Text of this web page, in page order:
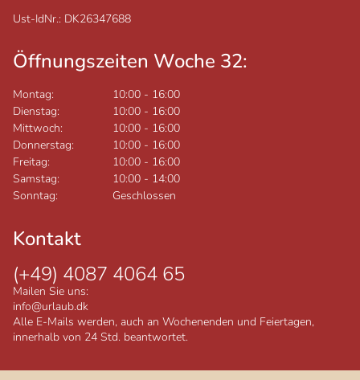
Ust-IdNr.: DK26347688
Öffnungszeiten Woche 32:
Montag: 10:00 - 16:00
Dienstag:
10:00 - 16:00
Mittwoch:
10:00 - 16:00
Donnerstag:
10:00 - 16:00
Freitag:
10:00 - 16:00
Samstag:
10:00 - 14:00
Sonntag:
Geschlossen
Kontakt
(+49) 4087 4064 65
Mailen Sie uns:
info@urlaub.dk
Alle E-Mails werden, auch an Wochenenden und Feiertagen,
innerhalb von 24 Std. beantwortet.